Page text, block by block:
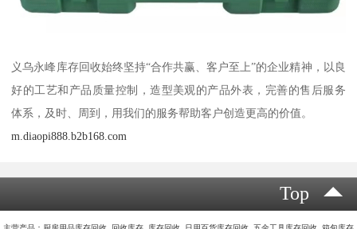
义乌永峰库存回收始终坚持“合作共赢、客户至上”的企业精神，以良
好的工艺和产品质量控制，造型美观的产品外表，完善的售后服务
体系，及时、周到，用我们的服务帮助客户创造更高的价值。
m.diaopi888.b2b168.com
Top